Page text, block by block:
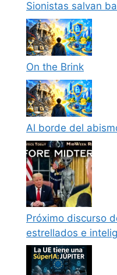
Sionistas salvan
On the Brink
Al borde del
Próximo discurso
estrellados e